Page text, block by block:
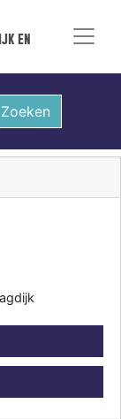
en
Zoeken